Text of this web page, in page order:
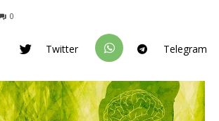
0
Twitter Telegram